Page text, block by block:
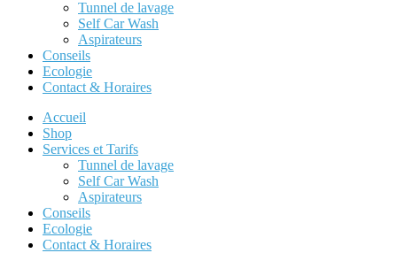
Tunnel de lavage
Self Car Wash
Aspirateurs
Conseils
Ecologie
Contact & Horaires
Accueil
Shop
Services et Tarifs
Tunnel de lavage
Self Car Wash
Aspirateurs
Conseils
Ecologie
Contact & Horaires